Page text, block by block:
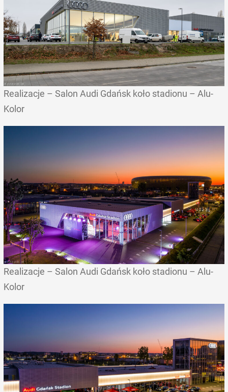
Realizacje – Salon Audi Gdańsk koło stadionu – Alu-
Kolor
Realizacje – Salon Audi Gdańsk koło stadionu – Alu-
Kolor